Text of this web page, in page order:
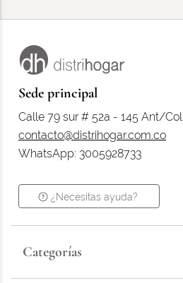
Sede principal
Calle 79 sur # 52a - 145 Ant/Col
contacto@distrihogar.com.co
WhatsApp: 3005928733
¿Necesitas ayuda?
Categorías